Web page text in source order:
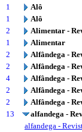
1
Alô
1
Alô
2
Alimentar -
1
Alimentar
2
Alfândega -
2
Alfândega -
4
Alfândega -
2
Alfândega -
2
Alfândega -
13
alfandega -
alfandega -